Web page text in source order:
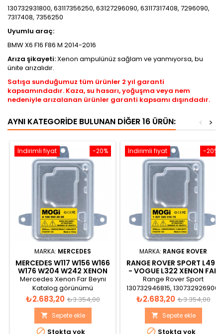
130732931800, 63117356250, 63127296090, 63117317408, 7296090,
7317408, 7356250
Uyumlu araç:
BMW X6 F16 F86 M 2014-2016
Arıza şikayeti:Xenon ampulünüz sağlam ve yanmıyorsa, bu
ünite arızalıdır.
Satışa sunduğumuz tüm ürünler 2 yıl garanti
kapsamındadır. Kaza, su hasarı, yoğuşma veya nem
nedeniyle arızalanan ürünler garanti kapsamı dışındadır.
AYNI KATEGORIDE BULUNAN DIĞER 16 ÜRÜN: >
<
-20%
İndirimli fiyat
MARKA: MERCEDES
MERCEDES W117 W156 W166
W176 W204 W242 XENON
FAR BEYNI
Mercedes Xenon Far Beyni
Katalog görünümü
Fiyat
₺2.683,20 Normal
fiyat
₺3.354,00
 Sepete ekle
 Stokta yok
-20%
İndirimli fiyat
MARKA: RANGE ROVER
RANGE ROVER SPORT L494
- VOGUE L322 XENON FAR
BEYNI
Range Rover Sport
130732946815, 130732926900,
130732926901, LR050796
Xenon Far Beyni
Fiyat
₺2.683,20 Normal
fiyat
₺3.354,00
 Sepete ekle
 Stokta yok